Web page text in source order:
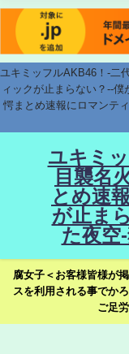
ユキミッフルAKB46！-二
ィックが止まらない？--
愕まとめ速報にロマンテ
ユキミ
目襲名
とめ速
が止ま
た夜空
腐女子＜お客様皆様が
スを利用される事でか
ご足